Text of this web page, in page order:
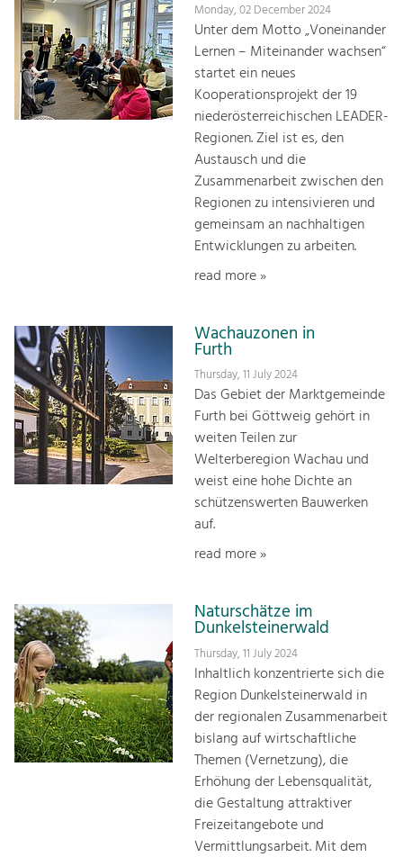
Monday, 02 December 2024
Unter dem Motto „Voneinander
Lernen – Miteinander wachsen“
startet ein neues
Kooperationsprojekt der 19
niederösterreichischen LEADER-
Regionen. Ziel ist es, den
Austausch und die
Zusammenarbeit zwischen den
Regionen zu intensivieren und
gemeinsam an nachhaltigen
Entwicklungen zu arbeiten.
read more »
Wachauzonen in
Furth
Thursday, 11 July 2024
Das Gebiet der Marktgemeinde
Furth bei Göttweig gehört in
weiten Teilen zur
Welterberegion Wachau und
weist eine hohe Dichte an
schützenswerten Bauwerken
auf.
read more »
Naturschätze im
Dunkelsteinerwald
Thursday, 11 July 2024
Inhaltlich konzentrierte sich die
Region Dunkelsteinerwald in
der regionalen Zusammenarbeit
bislang auf wirtschaftliche
Themen (Vernetzung), die
Erhöhung der Lebensqualität,
die Gestaltung attraktiver
Freizeitangebote und
Vermittlungsarbeit. Mit dem